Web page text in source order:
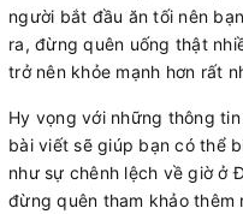
người bắt đầu ăn tối nên
ra, đừng quên uống thật
trở nên khỏe mạnh hơn rất
Hy vọng với những thông
bài viết sẽ giúp bạn có thể
như sự chênh lệch về giờ ở
đừng quên tham khảo thêm